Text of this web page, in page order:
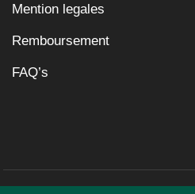
Mention legales
Remboursement
FAQ’s